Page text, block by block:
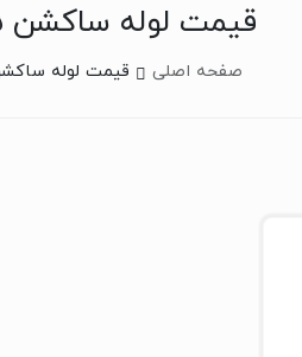
قیمت لوله ساکشن ۲۵ آبی
صفحه اصلی قیمت لوله ساکشن ۲۵